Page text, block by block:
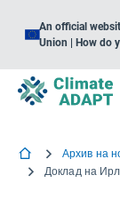
An official
Union | How do
Архив на